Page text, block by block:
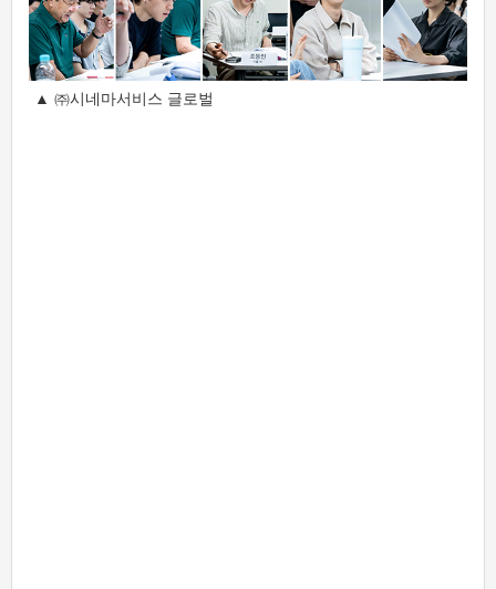
▲ ㈜시네마서비스 글로벌